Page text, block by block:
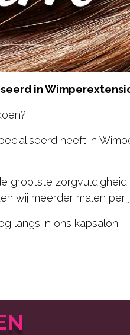
in
heeft in
grootste
wij meerder malen
langs in ons kapsalon.